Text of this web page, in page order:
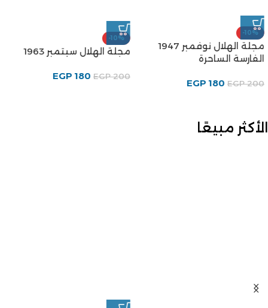
-10%
مجلة الهلال نوفمبر 1947
الفارسة الساحرة
EGP200
EGP 180
-10%
مجلة الهلال سبتمبر 1963
EGP200
EGP 180
الأكثر مبيعًا